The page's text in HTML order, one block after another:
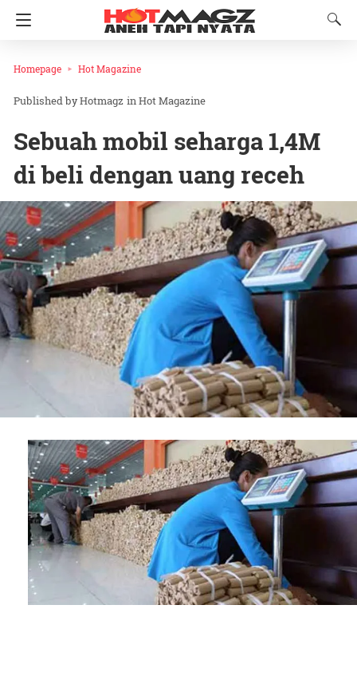
Homepage Hot Magazine
Hotmagz inHot Magazine
Sebuah mobil seharga 1,4M
di beli dengan uang receh